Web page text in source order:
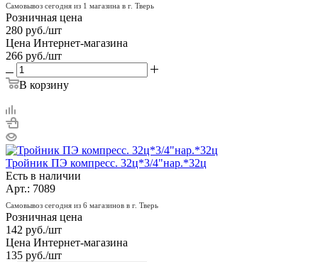
Самовывоз сегодня из 1 магазина в г. Тверь
Розничная цена
280 руб./шт
Цена Интернет-магазина
266 руб./шт
В корзину
Тройник ПЭ компресс. 32ц*3/4"нар.*32ц
Есть в наличии
Арт.: 7089
Самовывоз сегодня из 6 магазинов в г. Тверь
Розничная цена
142 руб./шт
Цена Интернет-магазина
135 руб./шт